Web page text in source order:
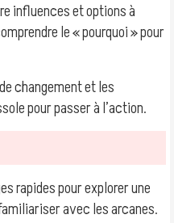
influences et options à
le « pourquoi » pour
changement et les
pour passer à l’action.
rapides pour explorer une
avec les arcanes.